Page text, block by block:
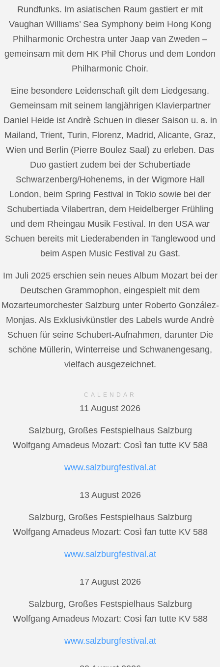
Rundfunks. Im asiatischen Raum gastiert er mit
Vaughan Williams’ Sea Symphony beim Hong Kong
Philharmonic Orchestra unter Jaap van Zweden –
gemeinsam mit dem HK Phil Chorus und dem London
Philharmonic Choir.
Eine besondere Leidenschaft gilt dem Liedgesang.
Gemeinsam mit seinem langjährigen Klavierpartner
Daniel Heide ist Andrè Schuen in dieser Saison u. a. in
Mailand, Trient, Turin, Florenz, Madrid, Alicante, Graz,
Wien und Berlin (Pierre Boulez Saal) zu erleben. Das
Duo gastiert zudem bei der Schubertiade
Schwarzenberg/Hohenems, in der Wigmore Hall
London, beim Spring Festival in Tokio sowie bei der
Schubertiada Vilabertran, dem Heidelberger Frühling
und dem Rheingau Musik Festival. In den USA war
Schuen bereits mit Liederabenden in Tanglewood und
beim Aspen Music Festival zu Gast.
Im Juli 2025 erschien sein neues Album Mozart bei der
Deutschen Grammophon, eingespielt mit dem
Mozarteumorchester Salzburg unter Roberto González-
Monjas. Als Exklusivkünstler des Labels wurde Andrè
Schuen für seine Schubert-Aufnahmen, darunter Die
schöne Müllerin, Winterreise und Schwanengesang,
vielfach ausgezeichnet.
CALENDAR
11 August 2026
Salzburg, Großes Festspielhaus Salzburg
Wolfgang Amadeus Mozart: Così fan tutte KV 588
www.salzburgfestival.at
13 August 2026
Salzburg, Großes Festspielhaus Salzburg
Wolfgang Amadeus Mozart: Così fan tutte KV 588
www.salzburgfestival.at
17 August 2026
Salzburg, Großes Festspielhaus Salzburg
Wolfgang Amadeus Mozart: Così fan tutte KV 588
www.salzburgfestival.at